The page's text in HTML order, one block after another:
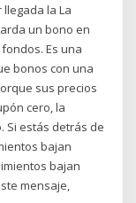
la La
un bono en
Es una
bonos con una
sus precios
cero, la
Si estás detrás de
bajan
bajan
mensaje,